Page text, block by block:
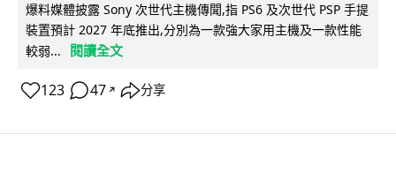
爆料媒體披露 Sony 次世代主機傳聞,指 PS6 及次世代 PSP 手提
裝置預計 2027 年底推出,分別為一款強大家用主機及一款性能
較弱...
閱讀全文
123 47 ↗ 分享